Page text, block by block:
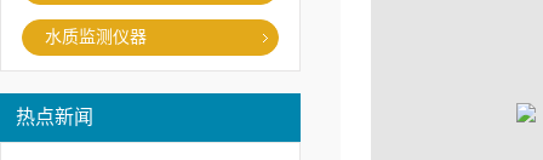
水质监测仪器
热点新闻